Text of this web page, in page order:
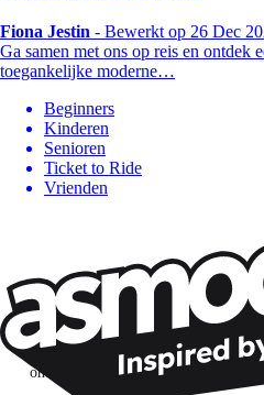
Fiona Jestin - Bewerkt op 26 Dec
Ga samen met ons op reis en ontdek
toegankelijke moderne…
Beginners
Kinderen
Senioren
Ticket to Ride
Vrienden
Wil je nog meer
Ik abonneer me om spellen, nieuwe
ontdekken op basis van mijn